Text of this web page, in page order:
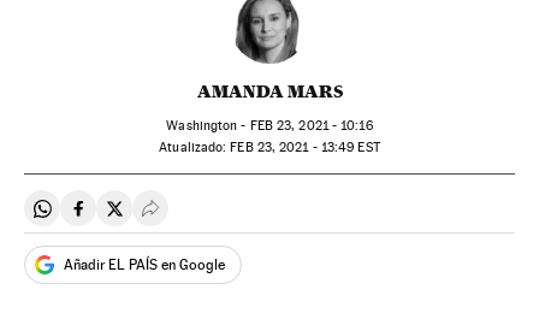
AMANDA MARS
Washington - FEB23, 2021 - 10:16
atualizado: FEB23, 2021 - 13:49 EST
Compartir en Whatsapp
Compartir en Facebook
Compartir en Twitter
Desplegar Redes Sociales
Añadir EL PAÍS en Google